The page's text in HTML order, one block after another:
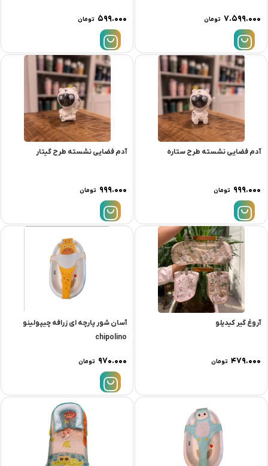
۷.۵۹۹.۰۰۰ تومان ۵۹۹.۰۰۰ تومان
آدم فضایی نشسته طرح ستاره
۹۹۹.۰۰۰ تومان
آدم فضایی نشسته طرح گیتار
۹۹۹.۰۰۰ تومان
آروغ گیر کیدیلو
۴۷۹.۰۰۰ تومان
آسان شور پارچه ای زرافه چیپولینو
chipolino
۹۷۰.۰۰۰ تومان